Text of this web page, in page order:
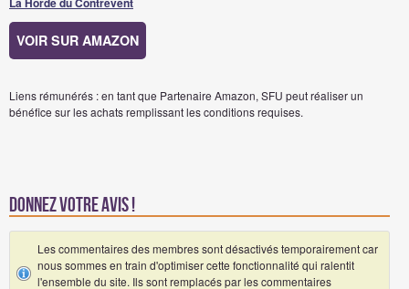
VOIR SUR AMAZON
Liens rémunérés : en tant que Partenaire Amazon, SFU peut réaliser un
bénéfice sur les achats remplissant les conditions requises.
Donnez votre avis !
Les commentaires des membres sont désactivés temporairement car
nous sommes en train d'optimiser cette fonctionnalité qui ralentit
l'ensemble du site. Ils sont remplacés par les commentaires